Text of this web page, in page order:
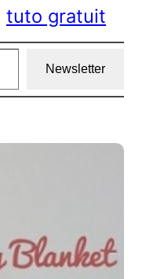
tuto gratuit
Newsletter